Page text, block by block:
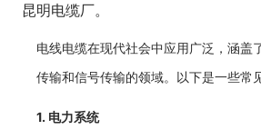
昆明电缆厂。
电线电缆在现代社会中应用广泛，涵盖
传输和信号传输的领域。以下是一些常
1. 电力系统